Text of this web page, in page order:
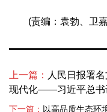
(责编：袁勃、卫
上一篇： 人民日报署
现代化——习近平总书
下一篇： 以高品质生态环